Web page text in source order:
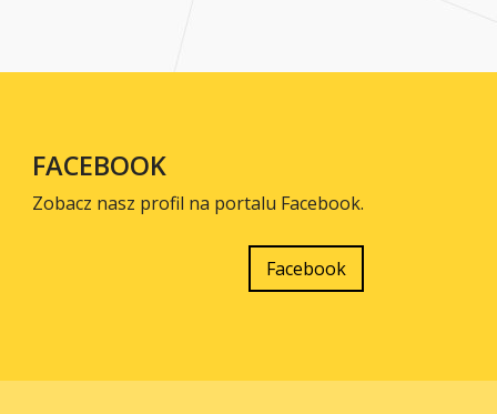
FACEBOOK
Zobacz nasz profil na portalu Facebook.
Facebook